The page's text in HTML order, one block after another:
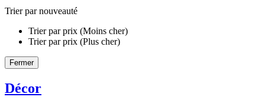
Trier par nouveauté
Trier par prix (Moins cher)
Trier par prix (Plus cher)
Fermer
Décor